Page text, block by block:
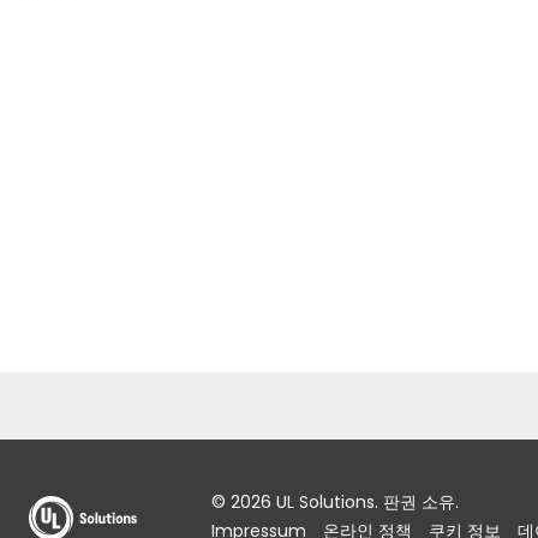
© 2026 UL Solutions. 판권 소유.
Impressum
온라인 정책 쿠키 정보